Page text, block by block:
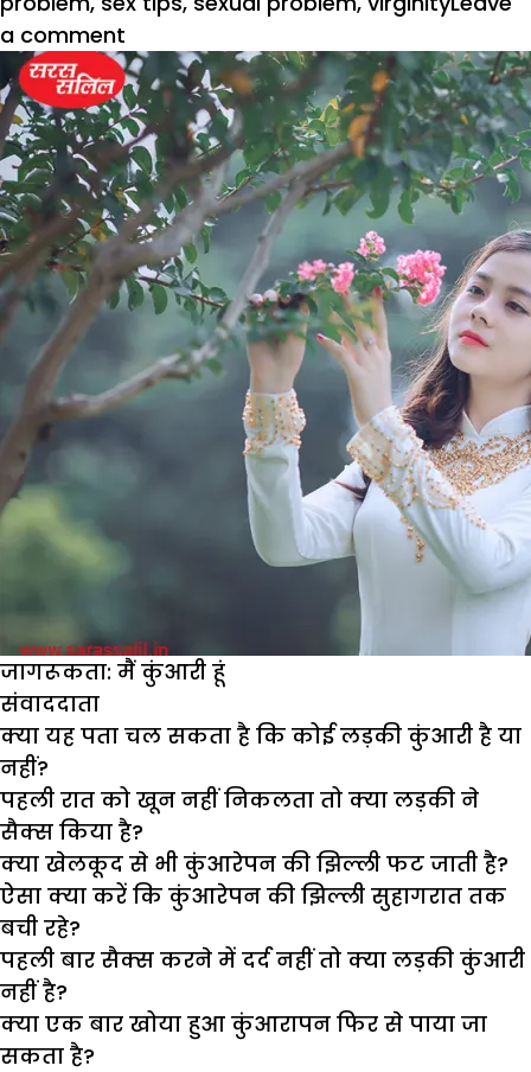
a comment
जानिए
वर्जिनिटी
के
बारे
में
कुछ
रोचक
बातें
जागरूकता: मैं कुंआरी हूं
संवाददाता
क्या यह पता चल सकता है कि कोई लड़की कुंआरी है या
नहीं?
पहली रात को खून नहीं निकलता तो क्या लड़की ने
सैक्स किया है?
क्या खेलकूद से भी कुंआरेपन की झिल्ली फट जाती है?
ऐसा क्या करें कि कुंआरेपन की झिल्ली सुहागरात तक
बची रहे?
पहली बार सैक्स करने में दर्द नहीं तो क्या लड़की कुंआरी
नहीं है?
क्या एक बार खोया हुआ कुंआरापन फिर से पाया जा
सकता है?